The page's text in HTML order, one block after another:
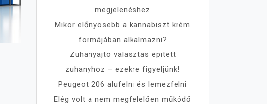
megjelenéshez
Mikor előnyösebb a kannabiszt krém
formájában alkalmazni?
Zuhanyajtó választás épített
zuhanyhoz – ezekre figyeljünk!
Peugeot 206 alufelni és lemezfelni
Elég volt a nem megfelelően működő